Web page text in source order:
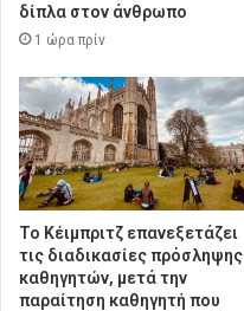
δίπλα στον άνθρωπο
1 ώρα πρίν
Το Κέιμπριτζ επανεξετάζει
τις διαδικασίες πρόσληψης
καθηγητών, μετά την
παραίτηση καθηγητή που